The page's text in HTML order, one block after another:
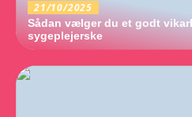
21/10/2025
Sådan vælger du et godt
sygeplejerske